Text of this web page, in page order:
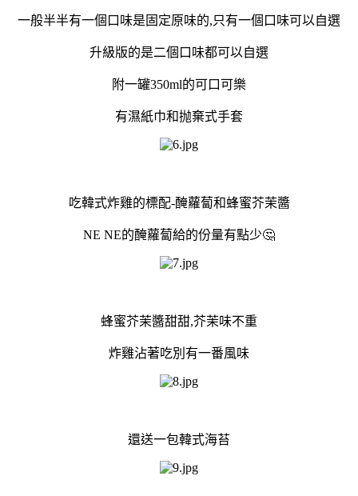
一般半半有一個口味是固定原味的,只有一個口味可以自選
升級版的是二個口味都可以自選
附一罐350ml的可口可樂
有濕紙巾和抛棄式手套
吃韓式炸雞的標配-醃蘿蔔和蜂蜜芥茉醬
NE NE的醃蘿蔔給的份量有點少🤔
蜂蜜芥茉醬甜甜,芥茉味不重
炸雞沾著吃別有一番風味
還送一包韓式海苔